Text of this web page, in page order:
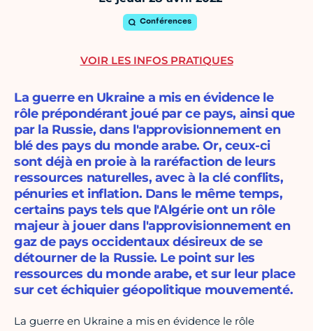
Conférences
La guerre en Ukraine a mis en évidence le
rôle prépondérant joué par ce pays, ainsi que
par la Russie, dans l'approvisionnement en
blé des pays du monde arabe. Or, ceux-ci
sont déjà en proie à la raréfaction de leurs
ressources naturelles, avec à la clé conflits,
pénuries et inflation. Dans le même temps,
certains pays tels que l'Algérie ont un rôle
majeur à jouer dans l'approvisionnement en
gaz de pays occidentaux désireux de se
détourner de la Russie. Le point sur les
ressources du monde arabe, et sur leur place
sur cet échiquier géopolitique mouvementé.
La guerre en Ukraine a mis en évidence le rôle
VOIR LES INFOS PRATIQUES